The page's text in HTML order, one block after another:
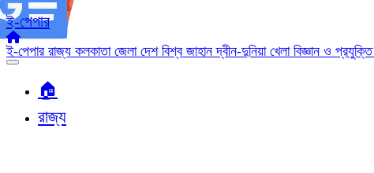
ই-পেপার
ই-পেপার রাজ্য কলকাতা জেলা দেশ বিশ্ব জাহানদ্বীন-দুনিয়া খেলা বিজ্ঞান ও প্রযুক্তি
🏠︎
রাজ্য